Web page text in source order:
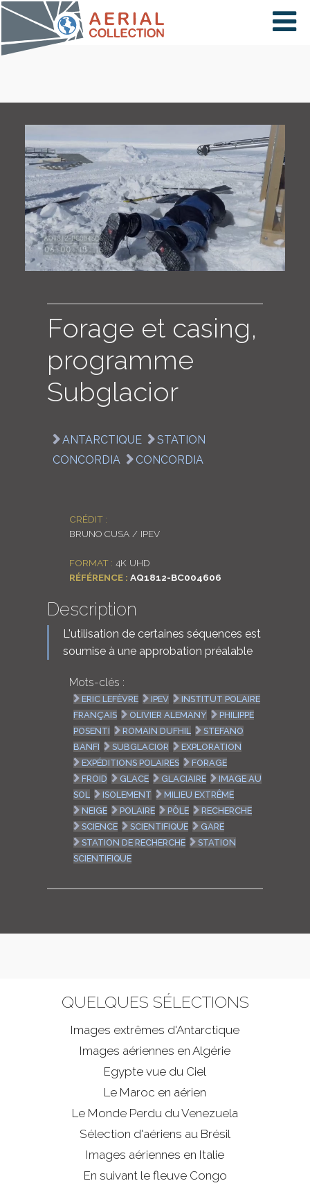
×
PAYS
CARTE
COLLECTIONS
LOGIN
Forage et casing,
programme
Subglacior
ANTARCTIQUE
STATION
CONCORDIA
CONCORDIA
CRÉDIT :
BRUNO CUSA / IPEV
FORMAT : 4K UHD
RÉFÉRENCE : AQ1812-BC004606
Description
L'utilisation de certaines séquences est
soumise à une approbation préalable
Mots-clés :
ERIC LEFÈVRE IPEV
INSTITUT POLAIRE
FRANÇAIS
OLIVIER ALEMANY
PHILIPPE
POSENTI
ROMAIN DUFHIL
STEFANO
BANFI
SUBGLACIOR
EXPLORATION
EXPÉDITIONS POLAIRES
FORAGE
FROID
GLACE GLACIAIRE
IMAGE AU
SOL
ISOLEMENT
MILIEU EXTRÊME
NEIGE
POLAIRE PÔLE
RECHERCHE
SCIENCE
SCIENTIFIQUE
GARE
STATION DE RECHERCHE
STATION
SCIENTIFIQUE
QUELQUES SÉLECTIONS
Images extrêmes d'Antarctique
Images aériennes en Algérie
Egypte vue du Ciel
Le Maroc en aérien
Le Monde Perdu du Venezuela
Sélection d'aériens au Brésil
Images aériennes en Italie
En suivant le fleuve Congo